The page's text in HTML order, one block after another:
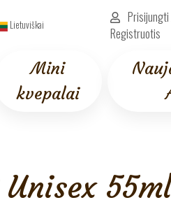
Lietuviškai
Registruotis
Mini
kvepalai
55ml